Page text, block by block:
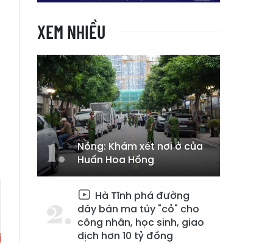
XEM NHIỀU
Nóng: Khám xét nơi ở của
Huấn Hoa Hồng
Hà Tĩnh phá đường
dây bán ma túy "cỏ" cho
công nhân, học sinh, giao
dịch hơn 10 tỷ đồng